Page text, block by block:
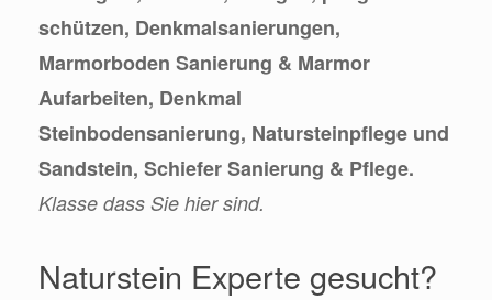
schützen, Denkmalsanierungen,
Marmorboden Sanierung & Marmor
Aufarbeiten, Denkmal
Steinbodensanierung, Natursteinpflege und
Sandstein, Schiefer Sanierung & Pflege.
Klasse dass Sie hier sind.
Naturstein Experte gesucht?